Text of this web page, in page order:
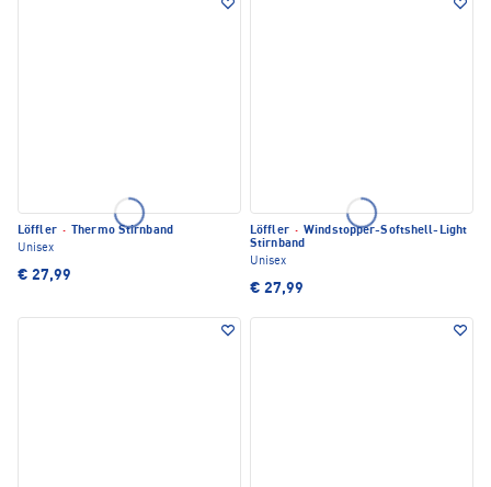
Löffler ·
Thermo Stirnband
Unisex
€ 27,99
Löffler · Windstopper-Softshell-Light
Stirnband
Unisex
€ 27,99